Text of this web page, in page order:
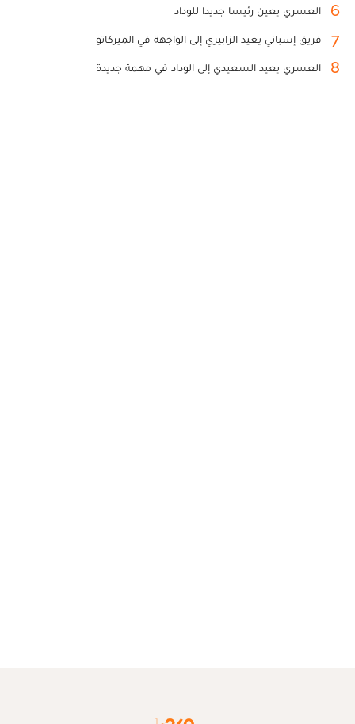
6 العسري يعين رئيسا جديدا للوداد
7 فريق إسباني يعيد الزابيري إلى الواجهة في الميركاتو
8 العسري يعيد السعيدي إلى الوداد في مهمة جديدة